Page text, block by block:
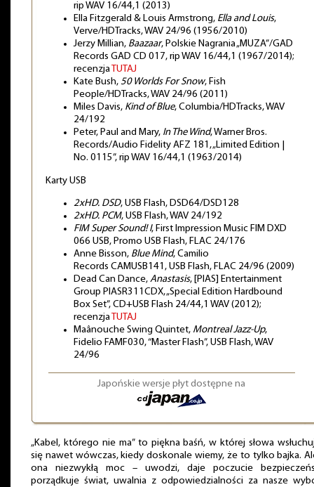
rip WAV 16/44,1 (2013)
Ella Fitzgerald & Louis Armstrong, Ella and Louis,
Verve/HDTracks, WAV 24/96 (1956/2010)
Jerzy Millian, Baazaar, Polskie Nagrania „MUZA”/GAD
Records GAD CD 017, rip WAV 16/44,1 (1967/2014);
recenzja TUTAJ
Kate Bush, 50 Worlds For Snow, Fish
People/HDTracks, WAV 24/96 (2011)
Miles Davis, Kind of Blue, Columbia/HDTracks, WAV
24/192
Peter, Paul and Mary, In The Wind, Warner Bros.
Records/Audio Fidelity AFZ 181, „Limited Edition |
No. 0115”, rip WAV 16/44,1 (1963/2014)
Karty USB
2xHD. DSD, USB Flash, DSD64/DSD128
2xHD. PCM, USB Flash, WAV 24/192
FIM Super Sound! I, First Impression Music FIM DXD
066 USB, Promo USB Flash, FLAC 24/176
Anne Bisson, Blue Mind, Camilio
Records CAMUSB141, USB Flash, FLAC 24/96 (2009)
Dead Can Dance, Anastasis, [PIAS] Entertainment
Group PIASR311CDX, „Special Edition Hardbound
Box Set”, CD+USB Flash 24/44,1 WAV (2012);
recenzja TUTAJ
Maânouche Swing Quintet, Montreal Jazz-Up,
Fidelio FAMF030, “Master Flash”, USB Flash, WAV
24/96
Japońskie wersje płyt dostępne na
„Kabel, którego nie ma” to piękna baśń, w której słowa
się nawet wówczas, kiedy doskonale wiemy, że to tylko bajka.
ona niezwykłą moc – uwodzi, daje poczucie
porządkuje świat, uwalnia z odpowiedzialności za nasze